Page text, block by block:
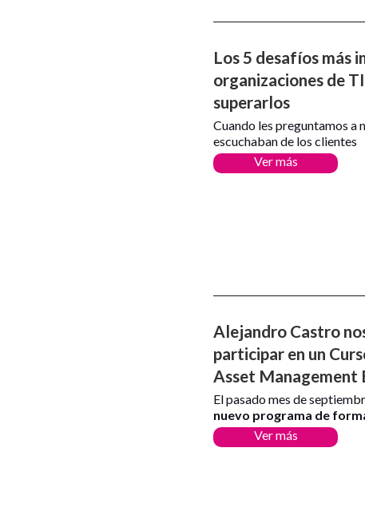
Los 5 desafíos más
organizaciones de
superarlos
Cuando les preguntamos a
escuchaban de los clientes
Ver más
Alejandro Castro
participar en un
Asset Management
El pasado mes de
nuevo programa de
Ver más